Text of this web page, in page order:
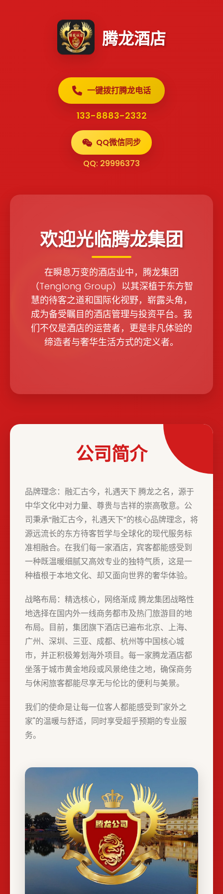
腾龙酒店
一键拨打腾龙电话
133-8883-2332
QQ微信同步
QQ: 29996373
欢迎光临腾龙集团
在瞬息万变的酒店业中，腾龙集团
（Tenglong Group）以其深植于东方智
慧的待客之道和国际化视野，崭露头角，
成为备受瞩目的酒店管理与投资平台。我
们不仅是酒店的运营者，更是非凡体验的
缔造者与奢华生活方式的定义者。
公司简介
品牌理念：融汇古今，礼遇天下 腾龙之名，源于
中华文化中对力量、尊贵与吉祥的崇高敬意。公
司秉承“融汇古今，礼遇天下”的核心品牌理念，将
源远流长的东方待客哲学与全球化的现代服务标
准相融合。在我们每一家酒店，宾客都能感受到
一种既温暖细腻又高效专业的独特气质，这是一
种植根于本地文化、却又面向世界的奢华体验。
战略布局：精选核心，网络渐成 腾龙集团战略性
地选择在国内外一线商务都市及热门旅游目的地
布局。目前，集团旗下酒店已遍布北京、上海、
广州、深圳、三亚、成都、杭州等中国核心城
市，并正积极筹划海外项目。每一家腾龙酒店都
坐落于城市黄金地段或风景绝佳之地，确保商务
与休闲旅客都能尽享无与伦比的便利与美景。
我们的使命是让每一位客人都能感受到"家外之
家"的温暖与舒适，同时享受超乎预期的专业服
务。